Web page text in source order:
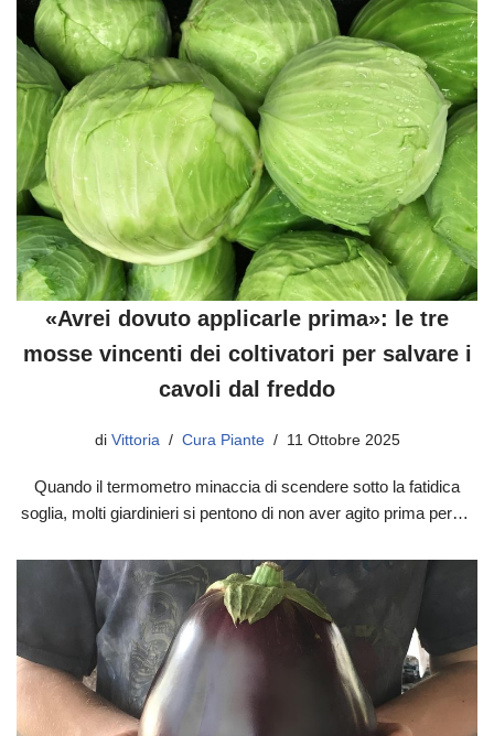
«Avrei dovuto applicarle prima»: le tre
mosse vincenti dei coltivatori per salvare i
cavoli dal freddo
di Vittoria Cura Piante 11 Ottobre 2025
Quando il termometro minaccia di scendere sotto la fatidica
soglia, molti giardinieri si pentono di non aver agito prima per…